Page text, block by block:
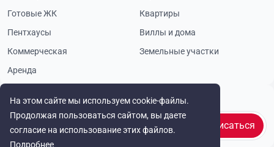
На этом сайте мы используем cookie-файлы.
Продолжая пользоваться сайтом, вы даете
согласие на использование этих файлов.
Подробнее
Будьте в курсе
Подписаться
Готовые ЖК
Квартиры
Пентхаусы
Виллы и дома
Коммерческая
Земельные участки
Аренда